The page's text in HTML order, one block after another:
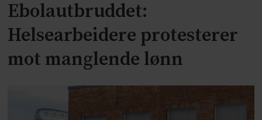
Ebolautbruddet:
Helsearbeidere protesterer
mot manglende lønn